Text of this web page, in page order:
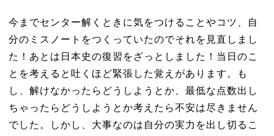
今までセンター解くときに気をつけることやコツ、自
分のミスノートをつくっていたのでそれを見直しまし
た！あとは日本史の復習をざっとしました！当日のこ
とを考えると吐くほど緊張した覚えがあります。も
し、解けなかったらどうしようとか、最低な点数出し
ちゃったらどうしようとか考えたら不安は尽きません
でした。しかし、大事なのは自分の実力を出し切るこ